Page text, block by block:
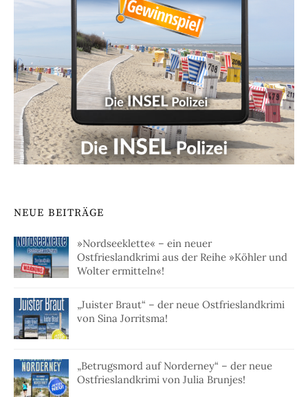
NEUE BEITRÄGE
»Nordseeklette« – ein neuer
Ostfrieslandkrimi aus der Reihe »Köhler und
Wolter ermitteln«!
„Juister Braut“ – der neue Ostfrieslandkrimi
von Sina Jorritsma!
„Betrugsmord auf Norderney“ – der neue
Ostfrieslandkrimi von Julia Brunjes!